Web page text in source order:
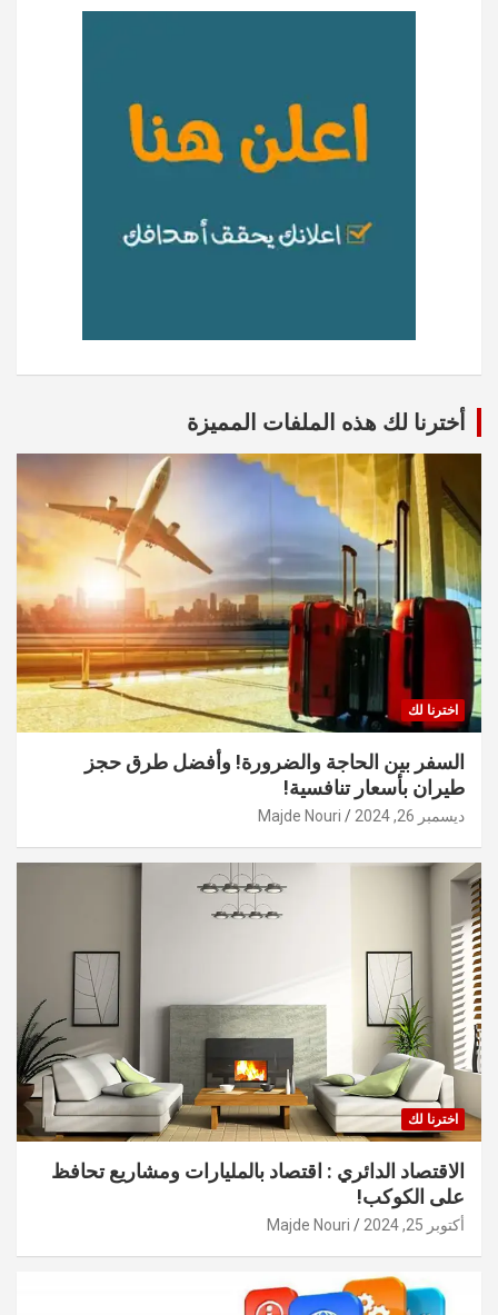
أخترنا لك هذه الملفات المميزة
اخترنا لك
السفر بين الحاجة والضرورة! وأفضل طرق حجز
طيران بأسعار تنافسية!
ديسمبر 26, 2024 Majde Nouri
اخترنا لك
الاقتصاد الدائري : اقتصاد بالمليارات ومشاريع تحافظ
على الكوكب!
أكتوبر 25, 2024 Majde Nouri